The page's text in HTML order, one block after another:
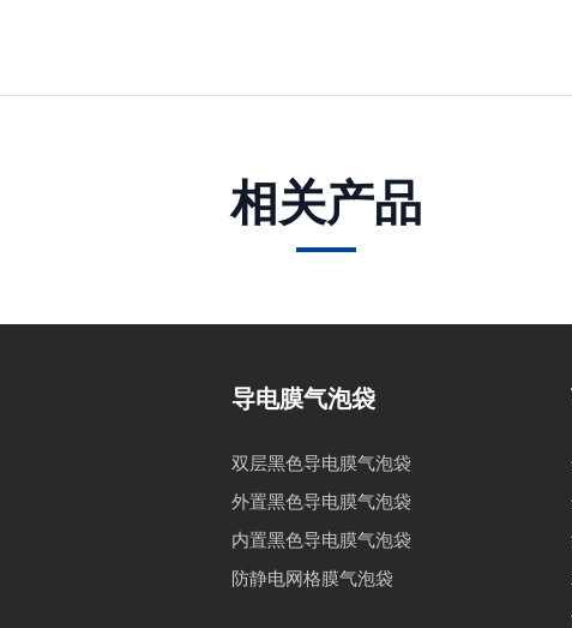
相关产品
导电膜气泡袋
双层黑色导电膜气泡袋
外置黑色导电膜气泡袋
内置黑色导电膜气泡袋
防静电网格膜气泡袋